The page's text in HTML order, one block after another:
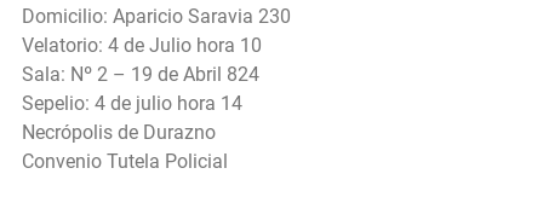
Domicilio: Aparicio Saravia 230
Velatorio: 4 de Julio hora 10
Sala: Nº 2 – 19 de Abril 824
Sepelio: 4 de julio hora 14
Necrópolis de Durazno
Convenio Tutela Policial